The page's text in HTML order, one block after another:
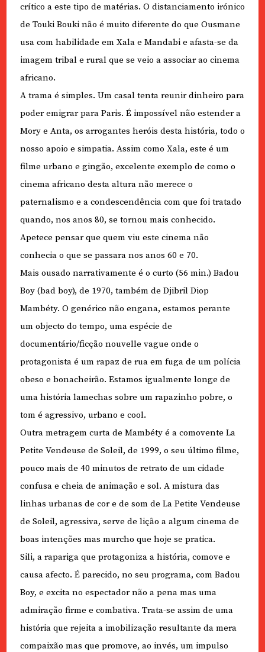
crítico a este tipo de matérias. O distanciamento irónico
de Touki Bouki não é muito diferente do que Ousmane
usa com habilidade em Xala e Mandabi e afasta-se da
imagem tribal e rural que se veio a associar ao cinema
africano.
A trama é simples. Um casal tenta reunir dinheiro para
poder emigrar para Paris. É impossível não estender a
Mory e Anta, os arrogantes heróis desta história, todo o
nosso apoio e simpatia. Assim como Xala, este é um
filme urbano e gingão, excelente exemplo de como o
cinema africano desta altura não merece o
paternalismo e a condescendência com que foi tratado
quando, nos anos 80, se tornou mais conhecido.
Apetece pensar que quem viu este cinema não
conhecia o que se passara nos anos 60 e 70.
Mais ousado narrativamente é o curto (56 min.) Badou
Boy (bad boy), de 1970, também de Djibril Diop
Mambéty. O genérico não engana, estamos perante
um objecto do tempo, uma espécie de
documentário/ficção nouvelle vague onde o
protagonista é um rapaz de rua em fuga de um polícia
obeso e bonacheirão. Estamos igualmente longe de
uma história lamechas sobre um rapazinho pobre, o
tom é agressivo, urbano e cool.
Outra metragem curta de Mambéty é a comovente La
Petite Vendeuse de Soleil, de 1999, o seu último filme,
pouco mais de 40 minutos de retrato de um cidade
confusa e cheia de animação e sol. A mistura das
linhas urbanas de cor e de som de La Petite Vendeuse
de Soleil, agressiva, serve de lição a algum cinema de
boas intenções mas murcho que hoje se pratica.
Sili, a rapariga que protagoniza a história, comove e
causa afecto. É parecido, no seu programa, com Badou
Boy, e excita no espectador não a pena mas uma
admiração firme e combativa. Trata-se assim de uma
história que rejeita a imobilização resultante da mera
compaixão mas que promove, ao invés, um impulso